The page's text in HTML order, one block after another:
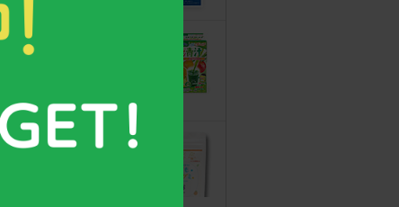
守る力を高める
こども食育グミ